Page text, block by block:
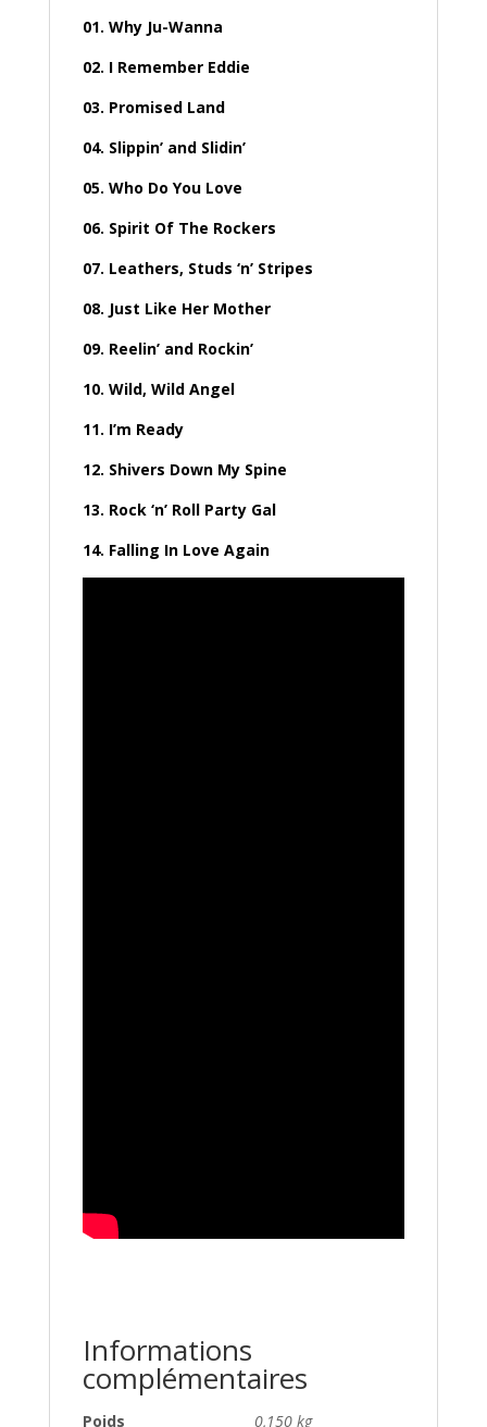
01. Why Ju-Wanna
02. I Remember Eddie
03. Promised Land
04. Slippin’ and Slidin’
05. Who Do You Love
06. Spirit Of The Rockers
07. Leathers, Studs ‘n’ Stripes
08. Just Like Her Mother
09. Reelin’ and Rockin’
10. Wild, Wild Angel
11. I’m Ready
12. Shivers Down My Spine
13. Rock ‘n’ Roll Party Gal
14. Falling In Love Again
Informations
complémentaires
Poids 0,150 kg